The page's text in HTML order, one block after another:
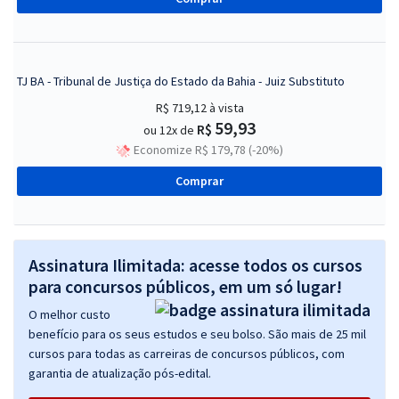
TJ BA - Tribunal de Justiça do Estado da Bahia - Juiz Substituto
R$ 719,12à vista
ou 12x de R$ 59,93
Economize R$ 179,78 (-20%)
Comprar
Assinatura Ilimitada: acesse todos os cursos
para concursos públicos, em um só lugar!
O melhor custo
benefício para os seus estudos e seu bolso. São mais de 25 mil
cursos para todas as carreiras de concursos públicos, com
garantia de atualização pós-edital.